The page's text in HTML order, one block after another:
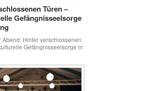
Türen –
Gefängnisseelsorge
Abend: Hinter verschlossenen
Gefängnisseelsorge in
in Hongkong tätig.
hinter Gitterstäbe und
weiß er viel zu erzählen